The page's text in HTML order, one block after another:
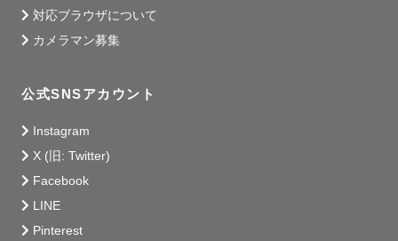
対応ブラウザについて
カメラマン募集
公式SNSアカウント
Instagram
X (旧: Twitter)
Facebook
LINE
Pinterest